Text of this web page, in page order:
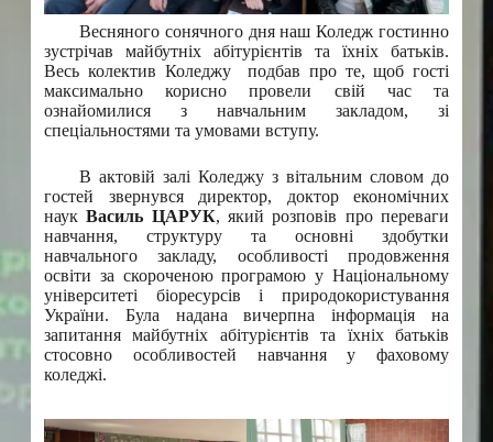
Весняного сонячного дня наш Коледж гостинно
зустрічав майбутніх абітурієнтів та їхніх батьків.
Весь колектив Коледжу подбав про те, щоб гості
максимально корисно провели свій час та
ознайомилися з навчальним закладом, зі
спеціальностями та умовами вступу.
В актовій залі Коледжу з вітальним словом до
гостей звернувся директор, доктор економічних
наукВасиль ЦАРУК, який розповів про переваги
навчання, структуру та основні здобутки
навчального закладу, особливості продовження
освіти за скороченою програмою у Національному
університеті біоресурсів і природокористування
України. Була надана вичерпна інформація на
запитання майбутніх абітурієнтів та їхніх батьків
стосовно особливостей навчання у фаховому
коледжі.